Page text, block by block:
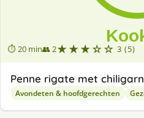
⏱ 20 min👥 2★★★☆☆ 3 (5)
Penne rigate met
Avondeten & hoofdgerechten